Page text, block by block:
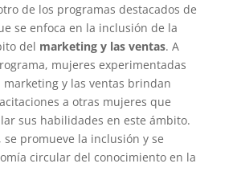
de los programas destacados de
se enfoca en la inclusión de la
del marketing y las ventas. A
mujeres experimentadas
y las ventas brindan
a otras mujeres que
sus habilidades en este ámbito.
se promueve la inclusión y se
circular del conocimiento en la